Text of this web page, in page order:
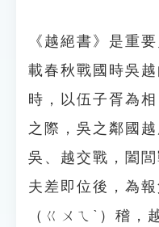
《越絕書》是重
載春秋戰國時吳
時，以伍子胥為
之際，吳之鄰國
吳、越交戰，闔
夫差即位後，為
（ㄍㄨㄟˋ）稽，